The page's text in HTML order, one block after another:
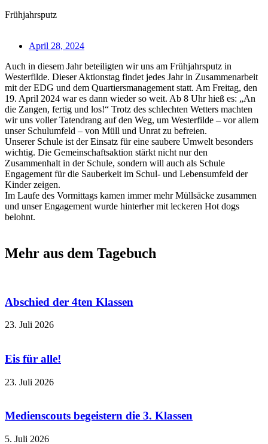
Frühjahrsputz
April 28, 2024
Auch in diesem Jahr beteiligten wir uns am Frühjahrsputz in
Westerfilde. Dieser Aktionstag findet jedes Jahr in Zusammenarbeit
mit der EDG und dem Quartiersmanagement statt. Am Freitag, den
19. April 2024 war es dann wieder so weit. Ab 8 Uhr hieß es: „An
die Zangen, fertig und los!“ Trotz des schlechten Wetters machten
wir uns voller Tatendrang auf den Weg, um Westerfilde – vor allem
unser Schulumfeld – von Müll und Unrat zu befreien.
Unserer Schule ist der Einsatz für eine saubere Umwelt besonders
wichtig. Die Gemeinschaftsaktion stärkt nicht nur den
Zusammenhalt in der Schule, sondern will auch als Schule
Engagement für die Sauberkeit im Schul- und Lebensumfeld der
Kinder zeigen.
Im Laufe des Vormittags kamen immer mehr Müllsäcke zusammen
und unser Engagement wurde hinterher mit leckeren Hot dogs
belohnt.
Mehr aus dem Tagebuch
Abschied der 4ten Klassen
23. Juli 2026
Eis für alle!
23. Juli 2026
Medienscouts begeistern die 3. Klassen
5. Juli 2026